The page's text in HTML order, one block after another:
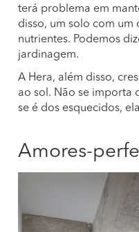
terá problema em
disso, um solo com
nutrientes. Podemos
jardinagem.
A Hera, além disso,
ao sol. Não se importa
se é dos esquecidos,
Amores-